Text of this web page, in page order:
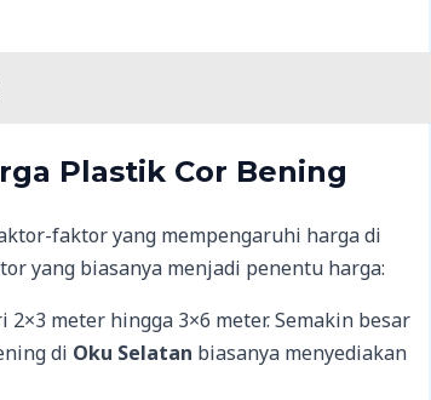
Plastik Cor Bening
faktor yang mempengaruhi harga di
yang biasanya menjadi penentu harga:
meter hingga 3×6 meter. Semakin besar
di Oku Selatan biasanya menyediakan